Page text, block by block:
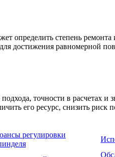
определить степень
достижения равномерной
точности в расчетах и
его ресурс, снизить риск
регулировки